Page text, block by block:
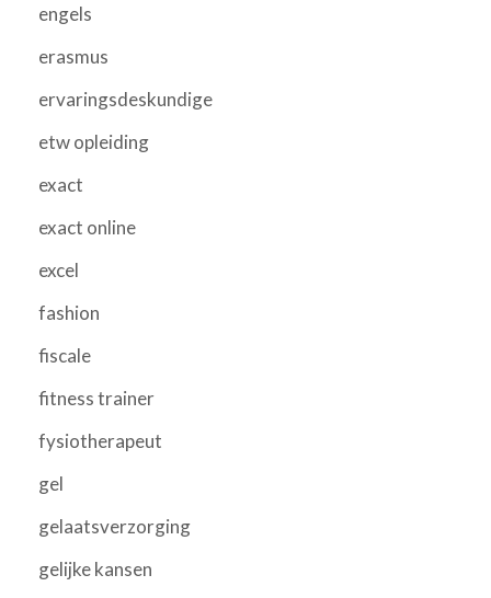
engels
erasmus
ervaringsdeskundige
etw opleiding
exact
exact online
excel
fashion
fiscale
fitness trainer
fysiotherapeut
gel
gelaatsverzorging
gelijke kansen